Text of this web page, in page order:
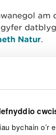
bychain o’r
am
Natur.
isod yn
a